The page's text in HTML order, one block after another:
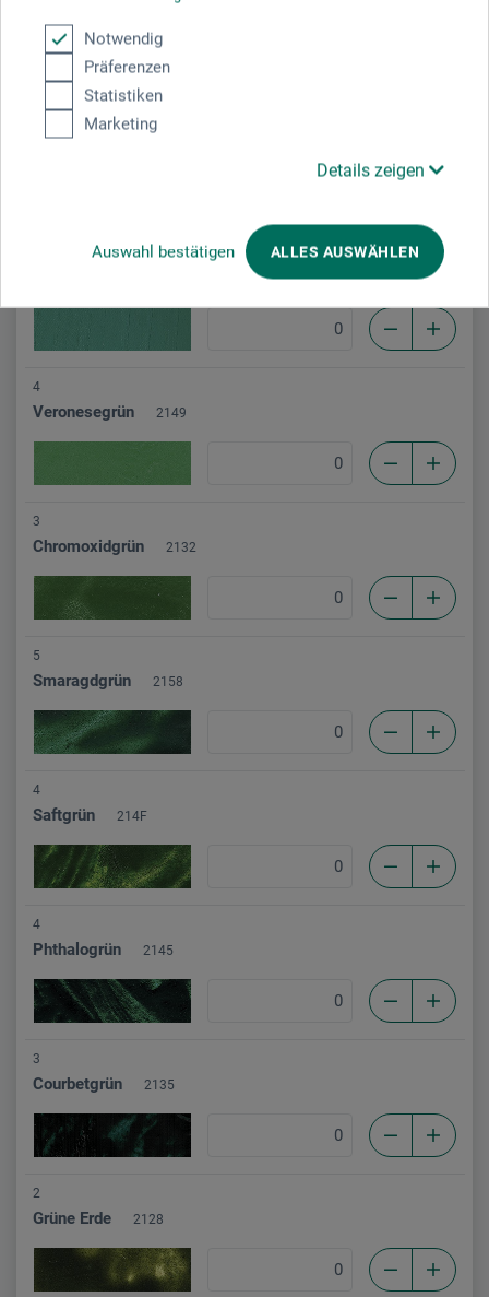
Notwendig
Präferenzen
Statistiken
Marketing
Details zeigen
Auswahl bestätigen ALLES AUSWÄHLEN
Kadmiumgrün
4
Veronesegrün 2149
3
Chromoxidgrün 2132
5
Smaragdgrün 2158
4
Saftgrün 214F
4
Phthalogrün 2145
3
Courbetgrün 2135
2
Grüne Erde 2128